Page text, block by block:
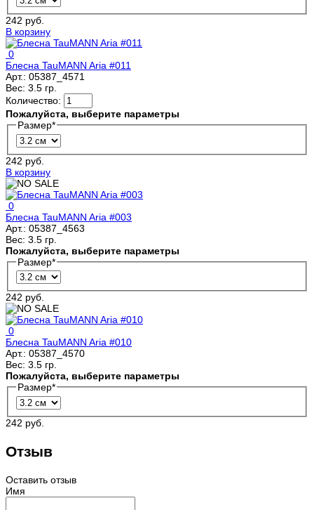
242 руб.
В корзину
0
Блесна TauMANN Aria #011
Арт.: 05387_4571
Вес: 3.5 гр.
Количество:
Пожалуйста, выберите параметры
Размер*
242 руб.
В корзину
0
Блесна TauMANN Aria #003
Арт.: 05387_4563
Вес: 3.5 гр.
Пожалуйста, выберите параметры
Размер*
242 руб.
0
Блесна TauMANN Aria #010
Арт.: 05387_4570
Вес: 3.5 гр.
Пожалуйста, выберите параметры
Размер*
242 руб.
Отзыв
Оставить отзыв
Имя